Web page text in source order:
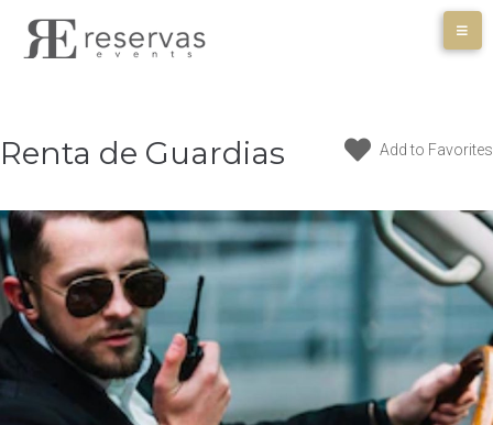
Renta de Guardias Add to Favorites